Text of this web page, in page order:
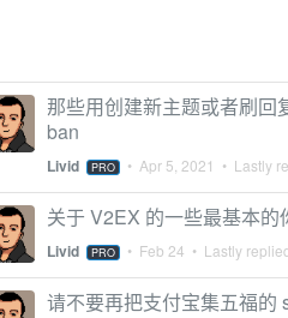
那些用创建新主题或者刷
ban
Livid PRO • Apr 5, 2021 • Lastly
关于 V2EX 的一些最基本
Livid PRO • Feb 24 • Lastly
请不要再把支付宝集五福的